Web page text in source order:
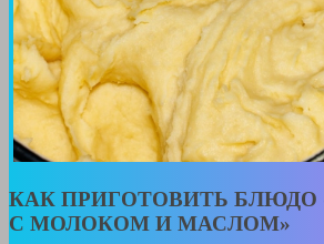
КАК ПРИГОТОВИТЬ
С МОЛОКОМ И МАСЛОМ»